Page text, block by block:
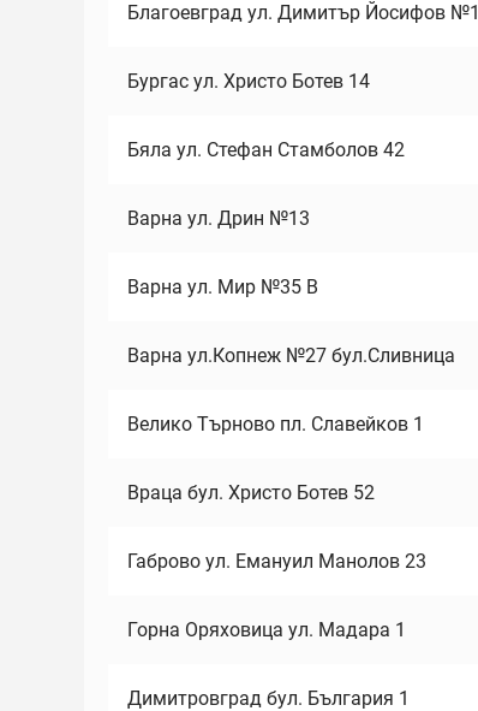
Благоевград ул. Димитър Йосифов №1
Бургас ул. Христо Ботев 14
Бяла ул. Стефан Стамболов 42
Варна ул. Дрин №13
Варна ул. Мир №35 В
Варна ул.Копнеж №27 бул.Сливница
Велико Търново пл. Славейков 1
Враца бул. Христо Ботев 52
Габрово ул. Емануил Манолов 23
Горна Оряховица ул. Мадара 1
Димитровград бул. България 1